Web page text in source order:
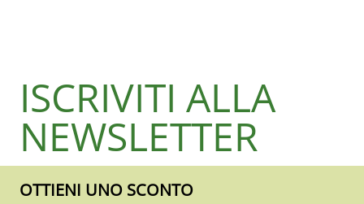
ISCRIVITI ALLA
NEWSLETTER
OTTIENI UNO SCONTO